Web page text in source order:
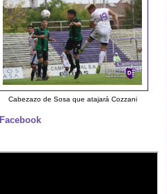
Cabezazo de Sosa que atajará Cozzani
Facebook